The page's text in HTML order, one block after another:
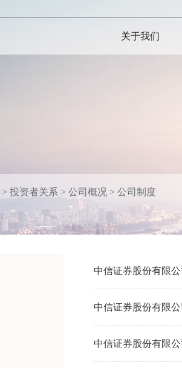
关于我们
>投资者关系 >公司概况 >公司制度
中信证券股份有限公
中信证券股份有限
中信证券股份有限